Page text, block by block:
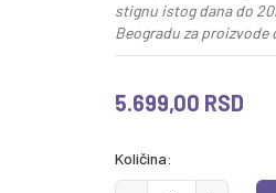
stignu istog dana do
Beogradu za proizvode
5.699,00 RSD
Količina: